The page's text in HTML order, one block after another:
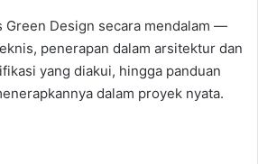
Green Design secara mendalam —
penerapan dalam arsitektur dan
yang diakui, hingga panduan
dalam proyek nyata.